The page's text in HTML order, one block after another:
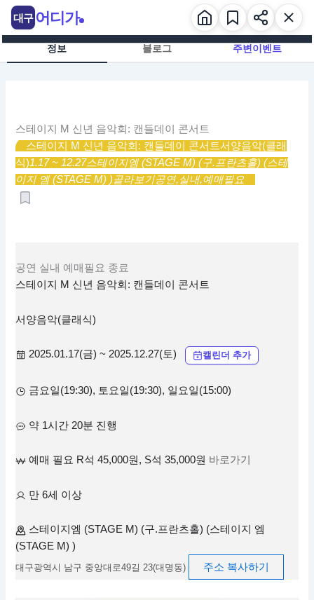
츠
정보 블로그 주변이벤트
스테이지 M 신년 음악회: 캔들데이 콘서트
스테이지 M 신년 음악회: 캔들데이 콘서트서양음악(클래
식)1.17 ~ 12.27스테이지엠 (STAGE M) (구.프란츠홀) (스테
이지 엠 (STAGE M) )골라보기공연,실내,예매필요
공연 실내 예매필요 종료
스테이지 M 신년 음악회: 캔들데이 콘서트
서양음악(클래식)
2025.01.17(금) ~ 2025.12.27(토) 캘린더 추가
금요일(19:30), 토요일(19:30), 일요일(15:00)
약 1시간 20분 진행
예매 필요 R석 45,000원, S석 35,000원 바로가기
만 6세 이상
스테이지엠 (STAGE M) (구.프란츠홀) (스테이지 엠
(STAGE M) )
대구광역시 남구 중앙대로49길 23(대명동) 주소 복사하기
대구 어디가